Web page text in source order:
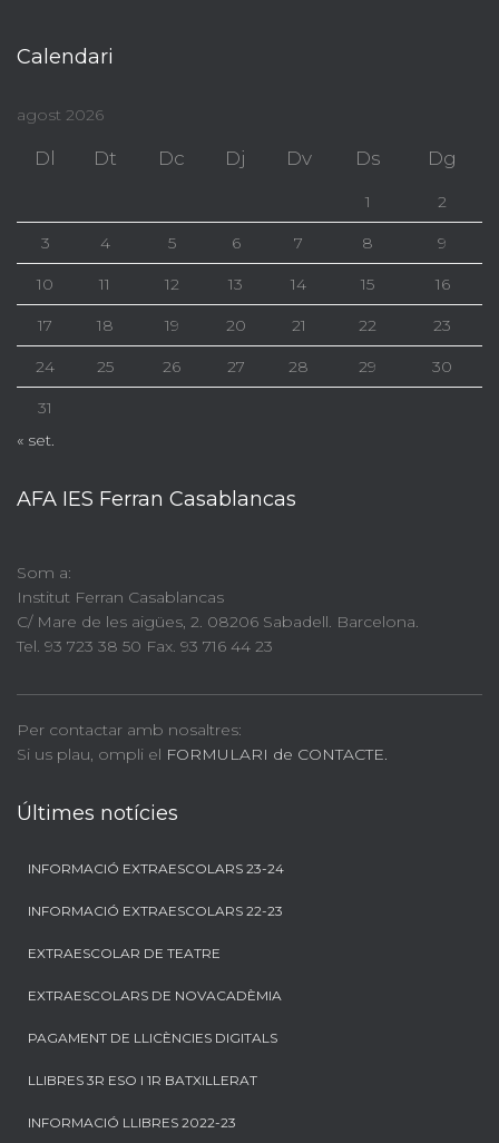
Calendari
agost 2026
Dl Dt Dc Dj Dv Ds Dg
1 2
3 4 5 6 7 8 9
10 11 12 13 14 15 16
17 18 19 20 21 22 23
24 25 26 27 28 29 30
31
« set.
AFA IES Ferran Casablancas
Som a:
Institut Ferran Casablancas
C/ Mare de les aigües, 2. 08206 Sabadell. Barcelona.
Tel. 93 723 38 50 Fax. 93 716 44 23
Per contactar amb nosaltres:
Si us plau, ompli el FORMULARI de CONTACTE.
Últimes notícies
INFORMACIÓ EXTRAESCOLARS 23-24
INFORMACIÓ EXTRAESCOLARS 22-23
EXTRAESCOLAR DE TEATRE
EXTRAESCOLARS DE NOVACADÈMIA
PAGAMENT DE LLICÈNCIES DIGITALS
LLIBRES 3R ESO I 1R BATXILLERAT
INFORMACIÓ LLIBRES 2022-23